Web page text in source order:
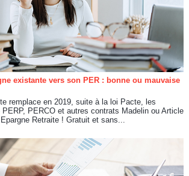
existante vers son PER : bonne ou mauvaise
remplace en 2019, suite à la loi Pacte, les
PERCO et autres contrats Madelin ou Article
Retraite ! Gratuit et sans...